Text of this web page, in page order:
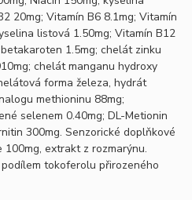
20mg; Vitamín B6 8.1mg; Vitamín
listová 1.50mg; Vitamín B12
1.5mg; chelát zinku
chelát manganu hydroxy
forma železa, hydrát
methioninu 88mg;
selenem 0.40mg; DL-Metionin
300mg. Senzorické doplňkové
extrakt z rozmarýnu.
tokoferolu přirozeného